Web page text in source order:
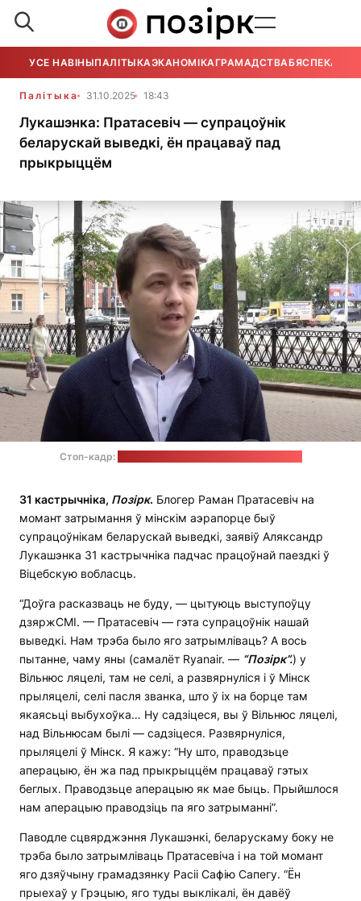
УСЕ НАВІНЫПАЛІТЫКАЭКАНОМІКАГРАМАДСТВАБЯСПЕКА
Палітыка 31.10.2025 18:43
Лукашэнка: Пратасевіч — супрацоўнік
беларускай выведкі, ён працаваў пад
прыкрыццём
Стоп-кадр:
31 кастрычніка, Позірк. Блогер Раман Пратасевіч на
момант затрымання ў мінскім аэрапорце быў
супрацоўнікам беларускай выведкі, заявіў Аляксандр
Лукашэнка 31 кастрычніка падчас працоўнай паездкі ў
Віцебскую вобласць.
“Доўга расказваць не буду, — цытуюць выступоўцу
дзяржСМІ. — Пратасевіч — гэта супрацоўнік нашай
выведкі. Нам трэба было яго затрымліваць? А вось
пытанне, чаму яны (самалёт Ryanair. — “Позірк”.) у
Вільнюс ляцелі, там не селі, а развярнуліся і ў Мінск
прыляцелі, селі пасля званка, што ў іх на борце там
якаясьці выбухоўка… Ну садзіцеся, вы ў Вільнюс ляцелі,
над Вільнюсам былі — садзіцеся. Развярнуліся,
прыляцелі ў Мінск. Я кажу: “Ну што, праводзьце
аперацыю, ён жа пад прыкрыццём працаваў гэтых
беглых. Праводзьце аперацыю як мае быць. Прыйшлося
нам аперацыю праводзіць па яго затрыманні”.
Паводле сцвярджэння Лукашэнкі, беларускаму боку не
трэба было затрымліваць Пратасевіча і на той момант
яго дзяўчыну грамадзянку Расіі Сафію Сапегу. “Ён
прыехаў у Грэцыю, яго туды выклікалі, ён давёў